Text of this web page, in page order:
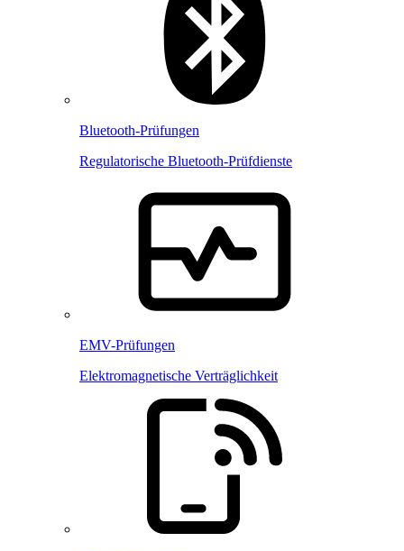
Bluetooth-Prüfungen
Regulatorische Bluetooth-Prüfdienste
EMV-Prüfungen
Elektromagnetische Verträglichkeit